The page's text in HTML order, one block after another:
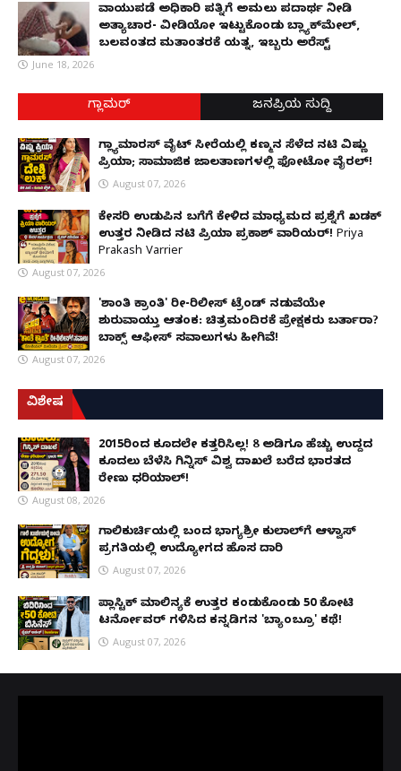
ವಾಯುಪಡೆ ಅಧಿಕಾರಿ ಪತ್ನಿಗೆ ಅಮಲು ಪದಾರ್ಥ ನೀಡಿ
ಅತ್ಯಾಚಾರ- ವೀಡಿಯೋ ಇಟ್ಟುಕೊಂಡು ಬ್ಲ್ಯಾಕ್‌ಮೇಲ್,
ಬಲವಂತದ ಮತಾಂತರಕ್ಕೆ ಯತ್ನ, ಇಬ್ಬರು ಅರೆಸ್ಟ್
June 18, 2026
ಗ್ಲಾಮರ್ ಜನಪ್ರಿಯ ಸುದ್ದಿ
ಗ್ಲ್ಯಾಮಾರಸ್ ವೈಟ್‌ ಸೀರೆಯಲ್ಲಿ ಕಣ್ಮನ ಸೆಳೆದ ನಟಿ ವಿಷ್ಣು
ಪ್ರಿಯಾ; ಸಾಮಾಜಿಕ ಜಾಲತಾಣಗಳಲ್ಲಿ ಫೋಟೋ ವೈರಲ್!
August 07, 2026
ಕೇಸರಿ ಉಡುಪಿನ ಬಗೆಗೆ ಕೇಳಿದ ಮಾಧ್ಯಮದ ಪ್ರಶ್ನೆಗೆ ಖಡಕ್
ಉತ್ತರ ನೀಡಿದ ನಟಿ ಪ್ರಿಯಾ ಪ್ರಕಾಶ್ ವಾರಿಯರ್! Priya
Prakash Varrier
August 07, 2026
'ಶಾಂತಿ ಕ್ರಾಂತಿ' ರೀ-ರಿಲೀಸ್ ಟ್ರೆಂಡ್ ನಡುವೆಯೇ
ಶುರುವಾಯ್ತು ಆತಂಕ: ಚಿತ್ರಮಂದಿರಕ್ಕೆ ಪ್ರೇಕ್ಷಕರು ಬರ್ತಾರಾ?
ಬಾಕ್ಸ್ ಆಫೀಸ್ ಸವಾಲುಗಳು ಹೀಗಿವೆ!
August 07, 2026
ವಿಶೇಷ
2015ರಿಂದ ಕೂದಲೇ ಕತ್ತರಿಸಿಲ್ಲ! 8 ಅಡಿಗೂ ಹೆಚ್ಚು ಉದ್ದದ
ಕೂದಲು ಬೆಳೆಸಿ ಗಿನ್ನಿಸ್ ವಿಶ್ವ ದಾಖಲೆ ಬರೆದ ಭಾರತದ
ರೇಣು ಧರಿಯಾಲ್!
August 08, 2026
ಗಾಲಿಕುರ್ಚಿಯಲ್ಲಿ ಬಂದ ಭಾಗ್ಯಶ್ರೀ ಕುಲಾಲ್‌ಗೆ ಆಳ್ವಾಸ್
ಪ್ರಗತಿಯಲ್ಲಿ ಉದ್ಯೋಗದ ಹೊಸ ದಾರಿ
August 07, 2026
ಪ್ಲಾಸ್ಟಿಕ್ ಮಾಲಿನ್ಯಕ್ಕೆ ಉತ್ತರ ಕಂಡುಕೊಂಡು ₹50 ಕೋಟಿ
ಟರ್ನೋವರ್ ಗಳಿಸಿದ ಕನ್ನಡಿಗನ 'ಬ್ಯಾಂಬ್ರೂ' ಕಥೆ!
August 07, 2026